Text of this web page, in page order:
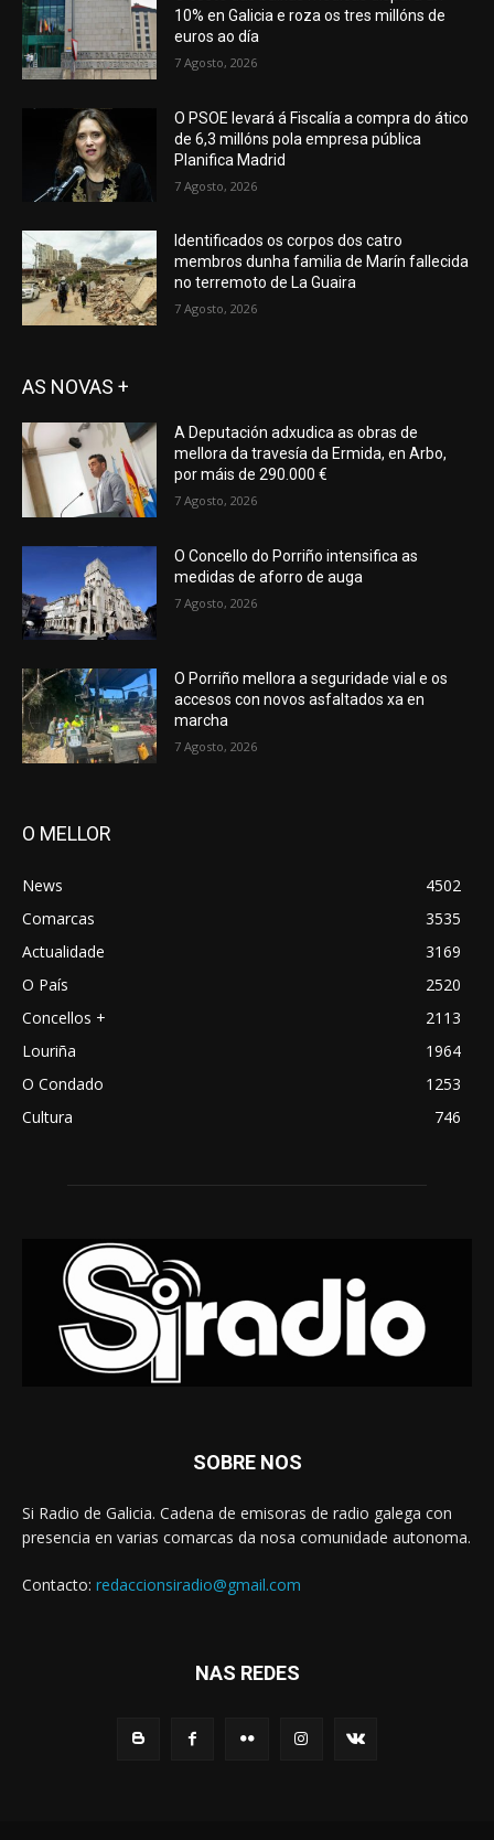
10% en Galicia e roza os tres millóns de
euros ao día
7 Agosto, 2026
O PSOE levará á Fiscalía a compra do ático
de 6,3 millóns pola empresa pública
Planifica Madrid
7 Agosto, 2026
Identificados os corpos dos catro
membros dunha familia de Marín fallecida
no terremoto de La Guaira
7 Agosto, 2026
AS NOVAS +
A Deputación adxudica as obras de
mellora da travesía da Ermida, en Arbo,
por máis de 290.000 €
7 Agosto, 2026
O Concello do Porriño intensifica as
medidas de aforro de auga
7 Agosto, 2026
O Porriño mellora a seguridade vial e os
accesos con novos asfaltados xa en
marcha
7 Agosto, 2026
O MELLOR
News
4502
Comarcas
3535
Actualidade
3169
O País
2520
Concellos +
2113
Louriña
1964
O Condado
1253
Cultura
746
SOBRE NOS
Si Radio de Galicia. Cadena de emisoras de radio galega con
presencia en varias comarcas da nosa comunidade autonoma.
Contacto: redaccionsiradio@gmail.com
NAS REDES